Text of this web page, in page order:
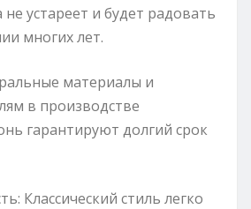
устареет и будет радовать
многих лет.
материалы и
в производстве
гарантируют долгий срок
Классический стиль легко